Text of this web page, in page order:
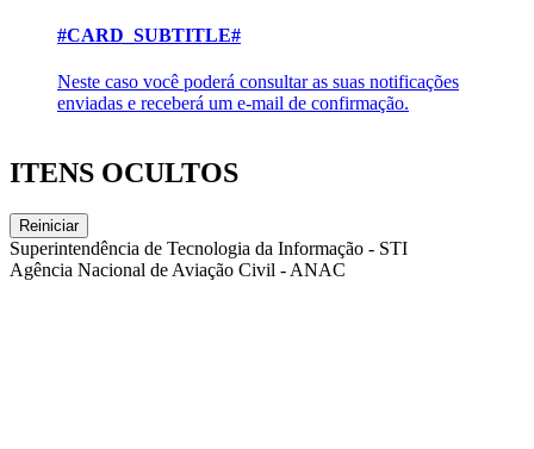
#CARD_SUBTITLE#
Neste caso você poderá consultar as suas notificações
enviadas e receberá um e-mail de confirmação.
ITENS OCULTOS
Reiniciar
Superintendência de Tecnologia da Informação - STI
Agência Nacional de Aviação Civil - ANAC